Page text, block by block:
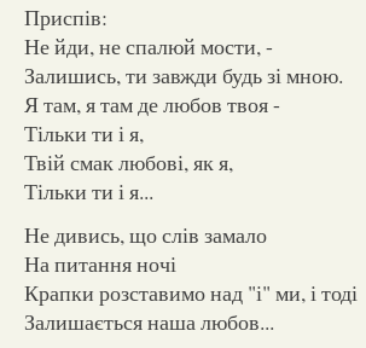
Приспів:
Не йди, не спалюй мости, -
Залишись, ти завжди будь зі мною.
Я там, я там де любов твоя -
Тільки ти і я,
Твій смак любові, як я,
Тільки ти і я...
Не дивись, що слів замало
На питання ночі
Крапки розставимо над "і" ми, і тоді
Залишається наша любов...